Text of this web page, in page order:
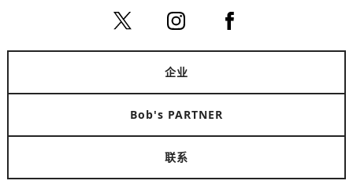
企业
Bob's PARTNER
联系